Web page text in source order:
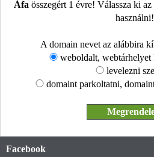
Áfa összegért 1 évre! Válassza ki
használni!
A domain nevet az alábbira
weboldalt,
levelezni
domaint parkoltatni,
Facebook